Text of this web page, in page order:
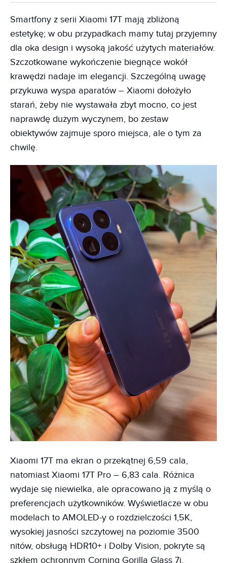
Smartfony z serii Xiaomi 17T mają zbliżoną
estetykę; w obu przypadkach mamy tutaj przyjemny
dla oka design i wysoką jakość użytych materiałów.
Szczotkowane wykończenie biegnące wokół
krawędzi nadaje im elegancji. Szczególną uwagę
przykuwa wyspa aparatów – Xiaomi dołożyło
starań, żeby nie wystawała zbyt mocno, co jest
naprawdę dużym wyczynem, bo zestaw
obiektywów zajmuje sporo miejsca, ale o tym za
chwilę.
Xiaomi 17T ma ekran o przekątnej 6,59 cala,
natomiast Xiaomi 17T Pro – 6,83 cala. Różnica
wydaje się niewielka, ale opracowano ją z myślą o
preferencjach użytkowników. Wyświetlacze w obu
modelach to AMOLED-y o rozdzielczości 1,5K,
wysokiej jasności szczytowej na poziomie 3500
nitów, obsługą HDR10+ i Dolby Vision, pokryte są
szkłem ochronnym Corning Gorilla Glass 7i.